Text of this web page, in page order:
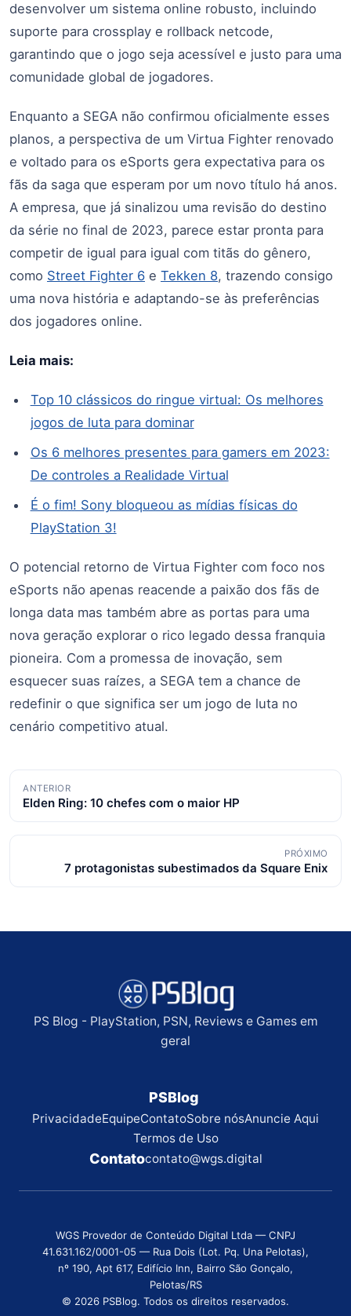
desenvolver um sistema online robusto, incluindo
suporte para crossplay e rollback netcode,
garantindo que o jogo seja acessível e justo para uma
comunidade global de jogadores.
Enquanto a SEGA não confirmou oficialmente esses
planos, a perspectiva de um Virtua Fighter renovado
e voltado para os eSports gera expectativa para os
fãs da saga que esperam por um novo título há anos.
A empresa, que já sinalizou uma revisão do destino
da série no final de 2023, parece estar pronta para
competir de igual para igual com titãs do gênero,
como Street Fighter 6 e Tekken 8, trazendo consigo
uma nova história e adaptando-se às preferências
dos jogadores online.
Leia mais:
Top 10 clássicos do ringue virtual: Os melhores
jogos de luta para dominar
Os 6 melhores presentes para gamers em 2023:
De controles a Realidade Virtual
É o fim! Sony bloqueou as mídias físicas do
PlayStation 3!
O potencial retorno de Virtua Fighter com foco nos
eSports não apenas reacende a paixão dos fãs de
longa data mas também abre as portas para uma
nova geração explorar o rico legado dessa franquia
pioneira. Com a promessa de inovação, sem
esquecer suas raízes, a SEGA tem a chance de
redefinir o que significa ser um jogo de luta no
cenário competitivo atual.
Navegação
de
posts
ANTERIOR
Elden Ring: 10 chefes com o maior HP
PRÓXIMO
7 protagonistas subestimados da Square Enix
PS Blog - PlayStation, PSN, Reviews e Games em
geral
PSBlog
PrivacidadeEquipeContatoSobre nósAnuncie Aqui
Termos de Uso
Contatocontato@wgs.digital
WGS Provedor de Conteúdo Digital Ltda — CNPJ
41.631.162/0001-05 — Rua Dois (Lot. Pq. Una Pelotas),
nº 190, Apt 617, Edifício Inn, Bairro São Gonçalo,
Pelotas/RS
© 2026 PSBlog. Todos os direitos reservados.